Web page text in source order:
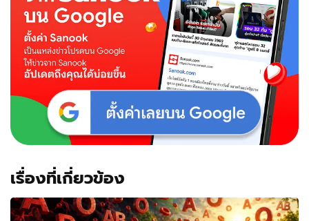
เรื่องที่เกี่ยวข้อง